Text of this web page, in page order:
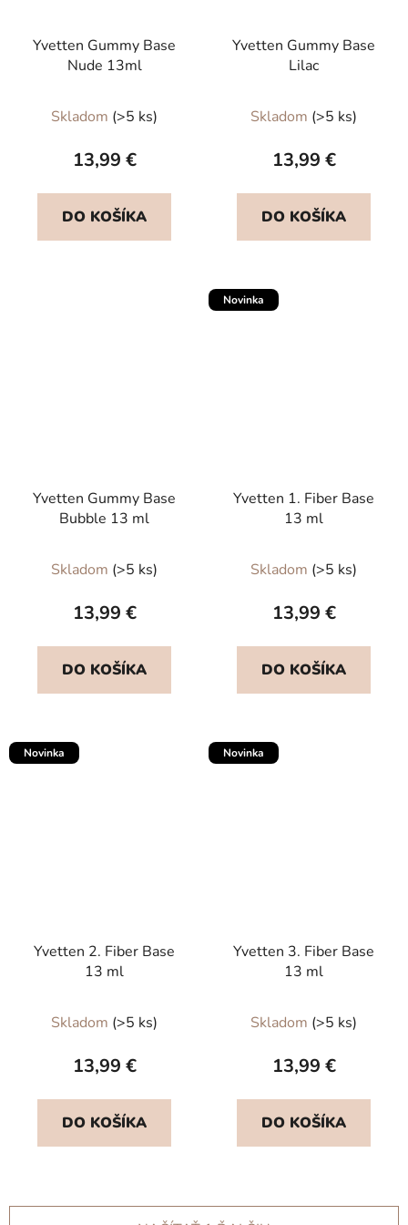
Yvetten Gummy Base
Nude 13ml
hodnotenie
produktu
5,0
z
Skladom (>5 ks)
13,99 €
DO KOŠÍKA
Yvetten Gummy Base
Lilac
hodnotenie
produktu
5,0
z
Skladom (>5 ks)
13,99 €
DO KOŠÍKA
Yvetten Gummy Base
Bubble 13 ml
Skladom (>5 ks)
13,99 €
DO KOŠÍKA
Novinka
Yvetten 1. Fiber Base
13 ml
Skladom (>5 ks)
13,99 €
DO KOŠÍKA
Novinka
Yvetten 2. Fiber Base
13 ml
Skladom (>5 ks)
13,99 €
DO KOŠÍKA
Novinka
Yvetten 3. Fiber Base
13 ml
Skladom (>5 ks)
13,99 €
DO KOŠÍKA